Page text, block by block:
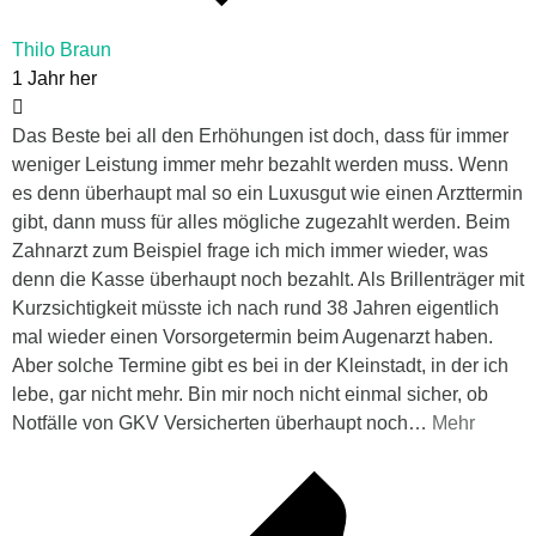
Thilo Braun
1 Jahr her
Das Beste bei all den Erhöhungen ist doch, dass für immer
weniger Leistung immer mehr bezahlt werden muss. Wenn
es denn überhaupt mal so ein Luxusgut wie einen Arzttermin
gibt, dann muss für alles mögliche zugezahlt werden. Beim
Zahnarzt zum Beispiel frage ich mich immer wieder, was
denn die Kasse überhaupt noch bezahlt. Als Brillenträger mit
Kurzsichtigkeit müsste ich nach rund 38 Jahren eigentlich
mal wieder einen Vorsorgetermin beim Augenarzt haben.
Aber solche Termine gibt es bei in der Kleinstadt, in der ich
lebe, gar nicht mehr. Bin mir noch nicht einmal sicher, ob
Notfälle von GKV Versicherten überhaupt noch… Mehr